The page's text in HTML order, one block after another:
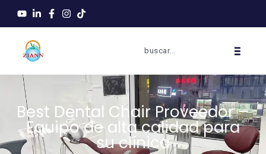
Best Dental Chair Proveedor –
Equipo de alta calidad para
su clínica